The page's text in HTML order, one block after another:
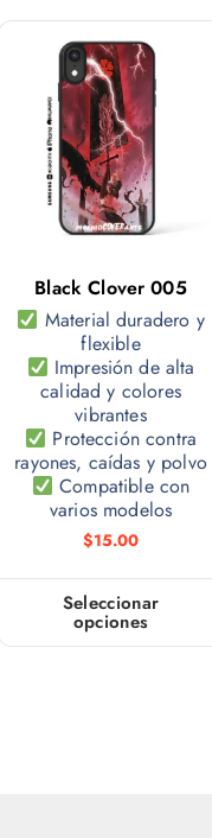
Black Clover 005
Material duradero y
flexible
Impresión de alta
calidad y colores
vibrantes
Protección contra
rayones, caídas y polvo
Compatible con
varios modelos
$15.00
Seleccionar
opciones
E